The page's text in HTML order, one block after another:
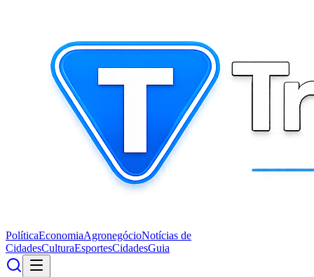
PolíticaEconomiaAgronegócioNotícias de
CidadesCulturaEsportesCidadesGuia